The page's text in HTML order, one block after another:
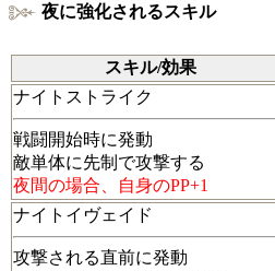
夜に強化されるスキル
スキル/効果
ナイトストライク
戦闘開始時に発動
敵単体に先制で攻撃する
夜間の場合、自身のPP+1
ナイトイヴェイド
攻撃される直前に発動